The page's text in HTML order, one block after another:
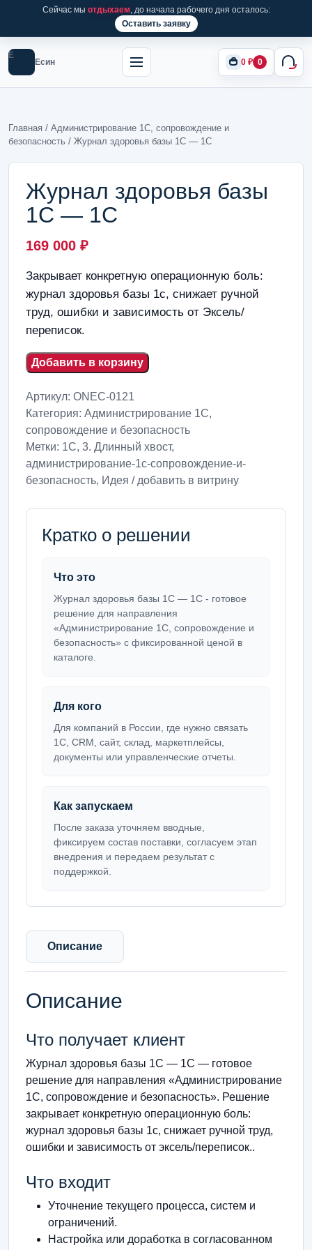
Сейчас мы отдыхаем, до начала рабочего дня осталось:
Оставить заявку
Е
Есин 0 ₽ 0
Главная / Администрирование 1С, сопровождение и
безопасность / Журнал здоровья базы 1С — 1С
Журнал здоровья базы
1С — 1С
169 000 ₽
Закрывает конкретную операционную боль:
журнал здоровья базы 1с, снижает ручной
труд, ошибки и зависимость от Эксель/
переписок.
Добавить в корзину
Артикул: ONEC-0121
Категория: Администрирование 1С,
сопровождение и безопасность
Метки: 1С, 3. Длинный хвост,
администрирование-1с-сопровождение-и-
безопасность, Идея / добавить в витрину
Кратко о решении
Что это
Журнал здоровья базы 1С — 1С - готовое
решение для направления
«Администрирование 1С, сопровождение и
безопасность» с фиксированной ценой в
каталоге.
Для кого
Для компаний в России, где нужно связать
1С, CRM, сайт, склад, маркетплейсы,
документы или управленческие отчеты.
Как запускаем
После заказа уточняем вводные,
фиксируем состав поставки, согласуем этап
внедрения и передаем результат с
поддержкой.
Описание
Описание
Что получает клиент
Журнал здоровья базы 1С — 1С — готовое
решение для направления «Администрирование
1С, сопровождение и безопасность». Решение
закрывает конкретную операционную боль:
журнал здоровья базы 1с, снижает ручной труд,
ошибки и зависимость от эксель/переписок..
Что входит
Уточнение текущего процесса, систем и
ограничений.
Настройка или доработка в согласованном